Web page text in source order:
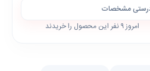
مشخصات
امروز ۹ نفر این محصول را خریدند